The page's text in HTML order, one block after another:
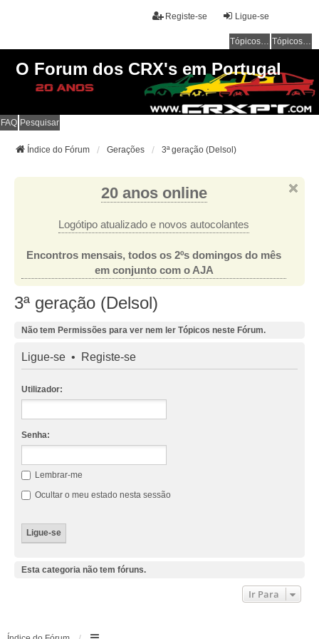
Ligue-se
Registe-se
Tópicos sem resposta Tópicos ativos
O Forum dos CRX's em Portugal
FAQ Pesquisar
Índice do Fórum Gerações 3ª geração (Delsol)
20 anos online
Logótipo atualizado e novos autocolantes
Encontros mensais, todos os 2ºs domingos do mês
em conjunto com o AJA
3ª geração (Delsol)
Não tem Permissões para ver nem ler Tópicos neste Fórum.
Ligue-se • Registe-se
Utilizador:
Senha:
Lembrar-me
Ocultar o meu estado nesta sessão
Esta categoria não tem fóruns.
Ir Para